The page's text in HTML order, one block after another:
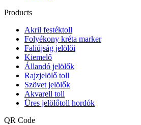
Products
Akril festéktoll
Folyékony kréta marker
Faliújság jelölői
Kiemelő
Állandó jelölők
Rajzjelölő toll
Szövet jelölők
Akvarell toll
Üres jelölőtoll hordók
QR Code